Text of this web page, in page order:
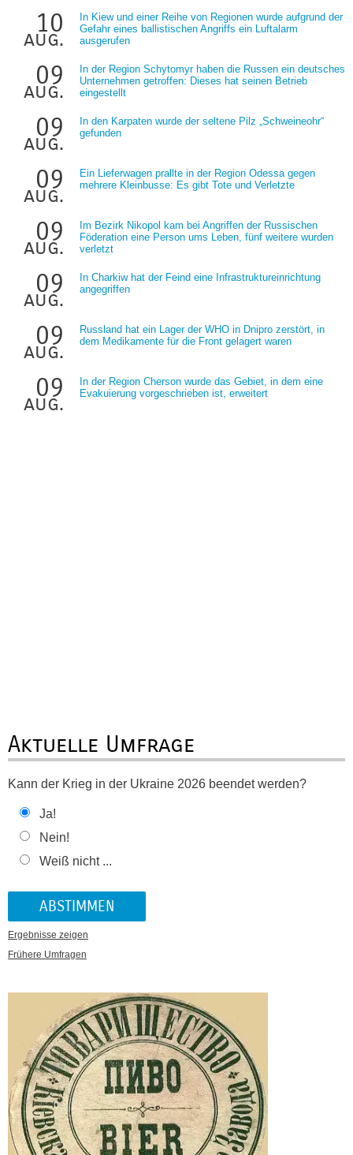
10
aug.
In Kiew und einer Reihe von Regionen wurde aufgrund der
Gefahr eines ballistischen Angriffs ein Luftalarm
ausgerufen
09
aug.
In der Region Schytomyr haben die Russen ein deutsches
Unternehmen getroffen: Dieses hat seinen Betrieb
eingestellt
09
aug.
In den Karpaten wurde der seltene Pilz „Schweineohr“
gefunden
09
aug.
Ein Lieferwagen prallte in der Region Odessa gegen
mehrere Kleinbusse: Es gibt Tote und Verletzte
09
aug.
Im Bezirk Nikopol kam bei Angriffen der Russischen
Föderation eine Person ums Leben, fünf weitere wurden
verletzt
09
aug.
In Charkiw hat der Feind eine Infrastruktureinrichtung
angegriffen
09
aug.
Russland hat ein Lager der WHO in Dnipro zerstört, in
dem Medikamente für die Front gelagert waren
09
aug.
In der Region Cherson wurde das Gebiet, in dem eine
Evakuierung vorgeschrieben ist, erweitert
Aktuelle Umfrage
Kann der Krieg in der Ukraine 2026 beendet werden?
Ja!
Nein!
Weiß nicht ...
Ergebnisse zeigen
Frühere Umfragen